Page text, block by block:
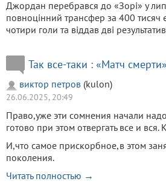
Джордан перебрався до «Зорі» у
повноцінний трансфер за 400 тисяч
чотири голи та віддав дві
Так все-таки : «Матч
виктор петров (kulon)
26.06.2025, 20:49
Право,уже эти сомнения начали
готово при этом отвергать все и
И,что самое прискорбное,в этом
поколения.
Читать полностью →